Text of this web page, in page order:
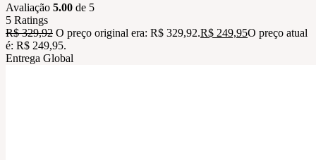
Avaliação 5.00 de 5
5 Ratings
R$329,92 O preço original era: R$ 329,92.R$ 249,95O preço atual
é: R$ 249,95.
Entrega Global